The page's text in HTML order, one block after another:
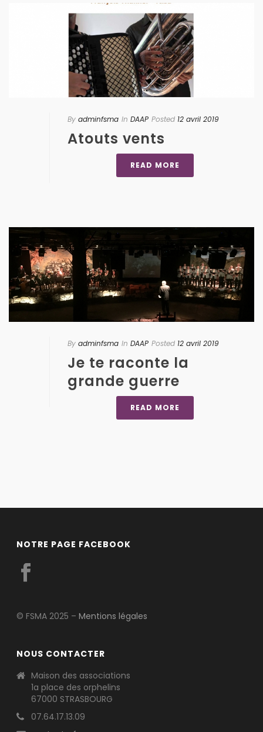
By adminfsma In DAAP Posted 12 avril 2019
Atouts vents
READ MORE
By adminfsma In DAAP Posted 12 avril 2019
Je te raconte la
grande guerre
READ MORE
NOTRE PAGE FACEBOOK
© FSMA 2025 –Mentions légales
NOUS CONTACTER
Maison des associations
1a place des orphelins
67000 STRASBOURG
07.64.17.13.09